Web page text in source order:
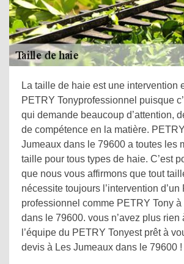
La taille de haie est une intervention
PETRY Tonyprofessionnel puisque
qui demande beaucoup d’attention,
de compétence en la matière.
Jumeaux dans le 79600 a toutes les
taille pour tous types de haie. C’est
que nous vous affirmons que tout
nécessite toujours l’intervention
professionnel comme PETRY Tony
dans le 79600. vous n’avez plus rien
l’équipe du PETRY Tonyest prêt à
devis à Les Jumeaux dans le 79600 !